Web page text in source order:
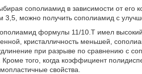
сополиамид в зависимости от его
можно получить сополиамид с
формулы 11/10.Т имел
кристалличность меньшей,
при разрыве по сравнению с
того, когда коэффициент
свойства.